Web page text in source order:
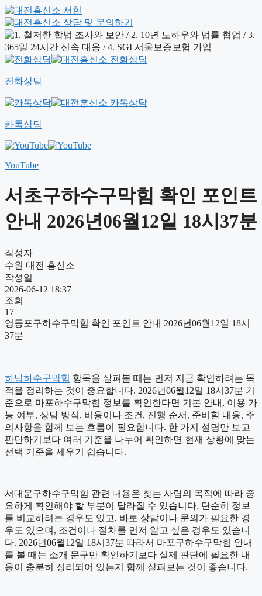
전화상담
카톡상담
YouTube
서초구하수구막힘 확인 포인트
안내 2026년06월12일 18시37분
작성자
수원 대전 흥신소
작성일
2026-06-12 18:37
조회
17
영등포구하수구막힘 확인 포인트 안내 2026년06월12일 18시
37분
하남하수구막힘 항목을 살펴볼 때는 먼저 지금 확인하려는 목
적을 정리하는 것이 중요합니다. 2026년06월12일 18시37분 기
준으로 마포하수구막힘 정보를 확인한다면 기본 안내, 이용 가
능 여부, 상담 방식, 비용이나 조건, 진행 순서, 준비할 내용, 주
의사항을 함께 보는 흐름이 필요합니다. 한 가지 설명만 보고
판단하기보다 여러 기준을 나누어 확인하면 현재 상황에 맞는
선택 기준을 세우기 쉽습니다.
서대문구하수구막힘 관련 내용은 찾는 사람의 목적에 따라 중
요하게 확인해야 할 부분이 달라질 수 있습니다. 단순히 정보
를 비교하려는 경우도 있고, 바로 상담이나 문의가 필요한 경
우도 있으며, 조건이나 절차를 먼저 알고 싶은 경우도 있습니
다. 2026년06월12일 18시37분 따라서 마포구하수구막힘 안내
를 볼 때는 소개 문구만 확인하기보다 실제 판단에 필요한 내
용이 충분히 정리되어 있는지 함께 살펴보는 것이 좋습니다.